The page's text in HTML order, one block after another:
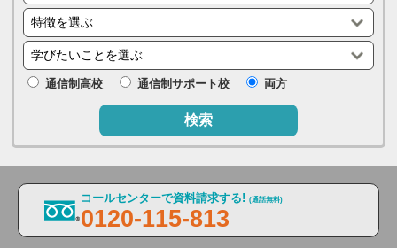
通信制高校 通信制サポート校 両方
検索
コールセンターで資料請求する! (通話無料)
0120-115-813